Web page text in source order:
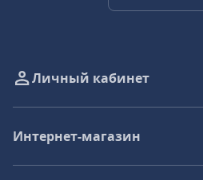
Личный кабинет
Интернет-магазин